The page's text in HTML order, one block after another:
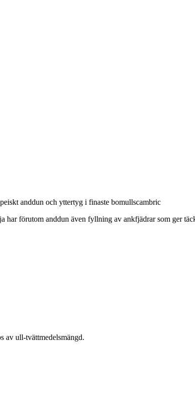
anddun och yttertyg i finaste bomullscambric
förutom anddun även fyllning av ankfjädrar som ger
av ull-tvättmedelsmängd.